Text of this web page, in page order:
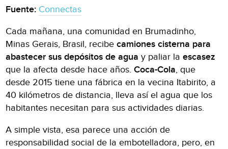
Fuente: Connectas
Cada mañana, una comunidad en Brumadinho,
Minas Gerais, Brasil, recibecamiones cisterna para
abastecer sus depósitos de agua y paliar laescasez
que la afecta desde hace años.Coca-Cola, que
desde 2015 tiene una fábrica en la vecina Itabirito, a
40 kilómetros de distancia, lleva así el agua que los
habitantes necesitan para sus actividades diarias.
A simple vista, esa parece una acción de
responsabilidad social de la embotelladora, pero, en